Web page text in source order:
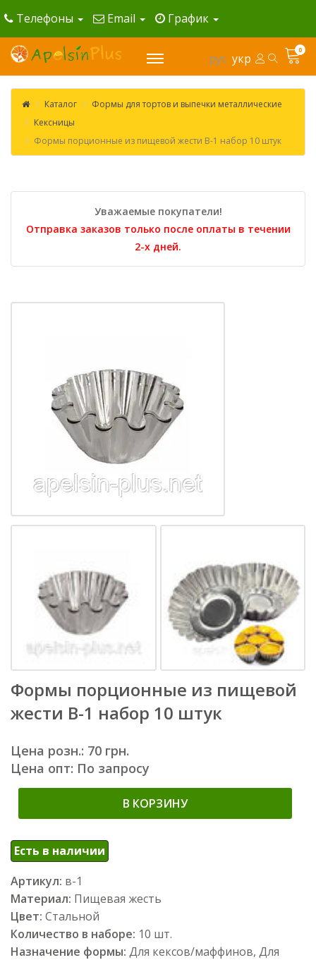
Телефоны Email График
рус укр
0
Каталог
Формы для тортов и выпечки металлические
Кексницы
Формы порционные из пищевой жести В-1 набор 10 штук
Уважаемые покупатели!
Отправка заказов только после оплаты в течении
2-х дней.
Формы порционные из пищевой
жести В-1 набор 10 штук
Цена розн.: 70 грн.
Цена опт: По запросу
В КОРЗИНУ
Есть в наличии
Артикул: в-1
Материал: Пищевая жесть
Цвет: Стальной
Количество в наборе: 10 шт.
Назначение формы: Для кексов/маффинов, Для